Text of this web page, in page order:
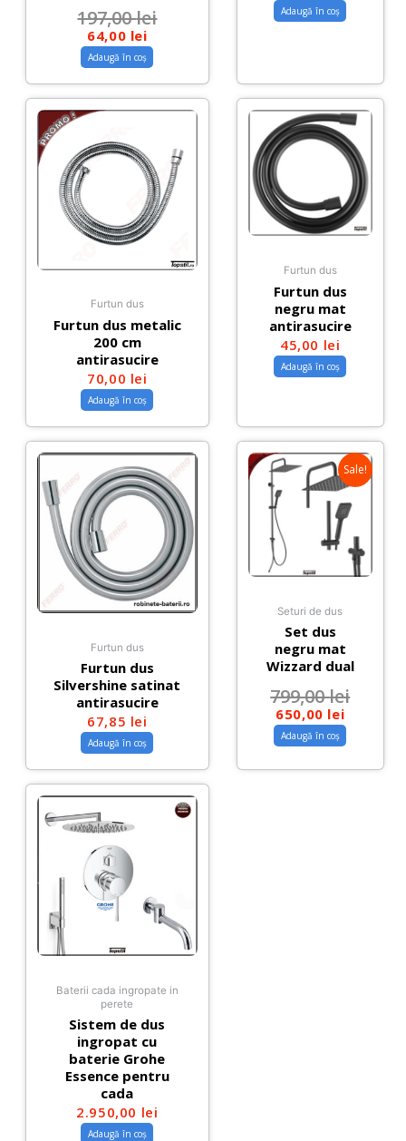
197,00lei
64,00 lei
Adaugă în coș
Adaugă în coș
Furtun dus
Furtun dus metalic
200 cm
antirasucire
70,00 lei
Adaugă în coș
Furtun dus
Furtun dus
negru mat
antirasucire
45,00 lei
Adaugă în coș
Furtun dus
Furtun dus
Silvershine satinat
antirasucire
67,85 lei
Adaugă în coș
Sale!
Seturi de dus
Set dus
negru mat
Wizzard dual
799,00lei
650,00 lei
Adaugă în coș
Baterii cada ingropate in
perete
Sistem de dus
ingropat cu
baterie Grohe
Essence pentru
cada
2.950,00 lei
Adaugă în coș